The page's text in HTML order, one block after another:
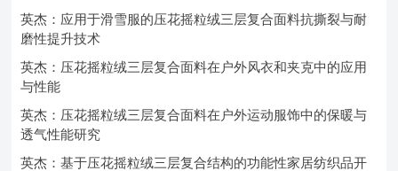
英杰：应用于滑雪服的压花摇粒绒三层复合面料抗撕裂与耐
磨性提升技术
英杰：压花摇粒绒三层复合面料在户外风衣和夹克中的应用
与性能
英杰：压花摇粒绒三层复合面料在户外运动服饰中的保暖与
透气性能研究
英杰：基于压花摇粒绒三层复合结构的功能性家居纺织品开